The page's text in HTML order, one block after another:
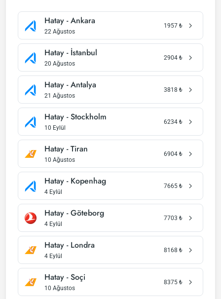
Hatay - Ankara
22 Ağustos
1957 ₺
Hatay - İstanbul
20 Ağustos
2904 ₺
Hatay - Antalya
21 Ağustos
3818 ₺
Hatay - Stockholm
10 Eylül
6234 ₺
Hatay - Tiran
10 Ağustos
6904 ₺
Hatay - Kopenhag
4 Eylül
7665 ₺
Hatay - Göteborg
4 Eylül
7703 ₺
Hatay - Londra
4 Eylül
8168 ₺
Hatay - Soçi
10 Ağustos
8375 ₺